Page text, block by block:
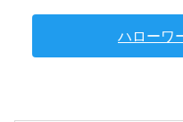
ハローワ